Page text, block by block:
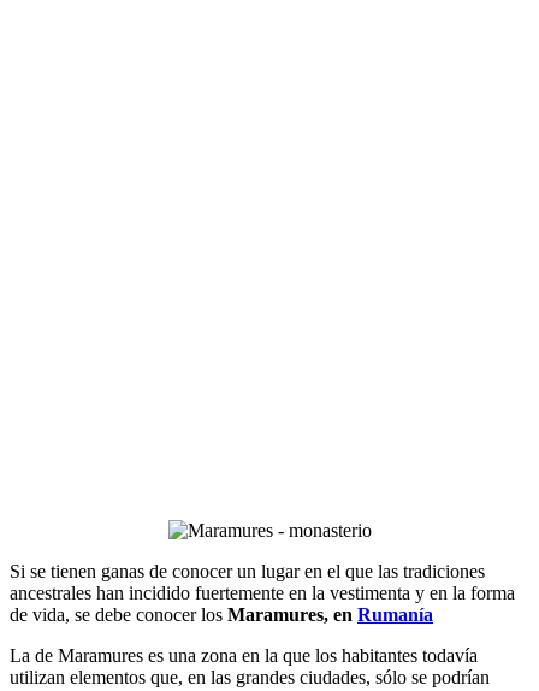
Si se tienen ganas de conocer un lugar en el que las tradiciones
ancestrales han incidido fuertemente en la vestimenta y en la forma
de vida, se debe conocer los Maramures, en Rumanía
La de Maramures es una zona en la que los habitantes todavía
utilizan elementos que, en las grandes ciudades, sólo se podrían